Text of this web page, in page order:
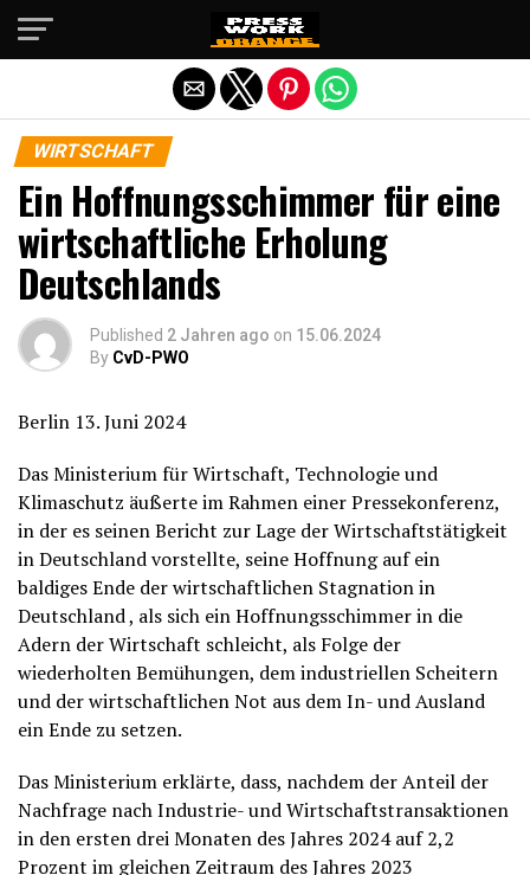
WIRTSCHAFT
Ein Hoffnungsschimmer für eine
wirtschaftliche Erholung
Deutschlands
Published 2 Jahren ago on 15.06.2024
By CvD-PWO
Berlin 13. Juni 2024
Das Ministerium für Wirtschaft, Technologie und
Klimaschutz äußerte im Rahmen einer Pressekonferenz,
in der es seinen Bericht zur Lage der Wirtschaftstätigkeit
in Deutschland vorstellte, seine Hoffnung auf ein
baldiges Ende der wirtschaftlichen Stagnation in
Deutschland , als sich ein Hoffnungsschimmer in die
Adern der Wirtschaft schleicht, als Folge der
wiederholten Bemühungen, dem industriellen Scheitern
und der wirtschaftlichen Not aus dem In- und Ausland
ein Ende zu setzen.
Das Ministerium erklärte, dass, nachdem der Anteil der
Nachfrage nach Industrie- und Wirtschaftstransaktionen
in den ersten drei Monaten des Jahres 2024 auf 2,2
Prozent im gleichen Zeitraum des Jahres 2023
Die mobile Version verlassen